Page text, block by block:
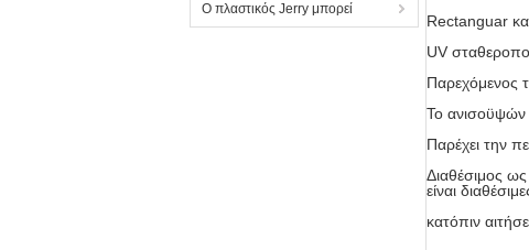
Ο πλαστικός Jerry μπορεί
Rectanguar
UV
Παρεχόμενος
Το ανισοϋψών
Παρέχει την
Διαθέσιμος
είναι
κατόπιν